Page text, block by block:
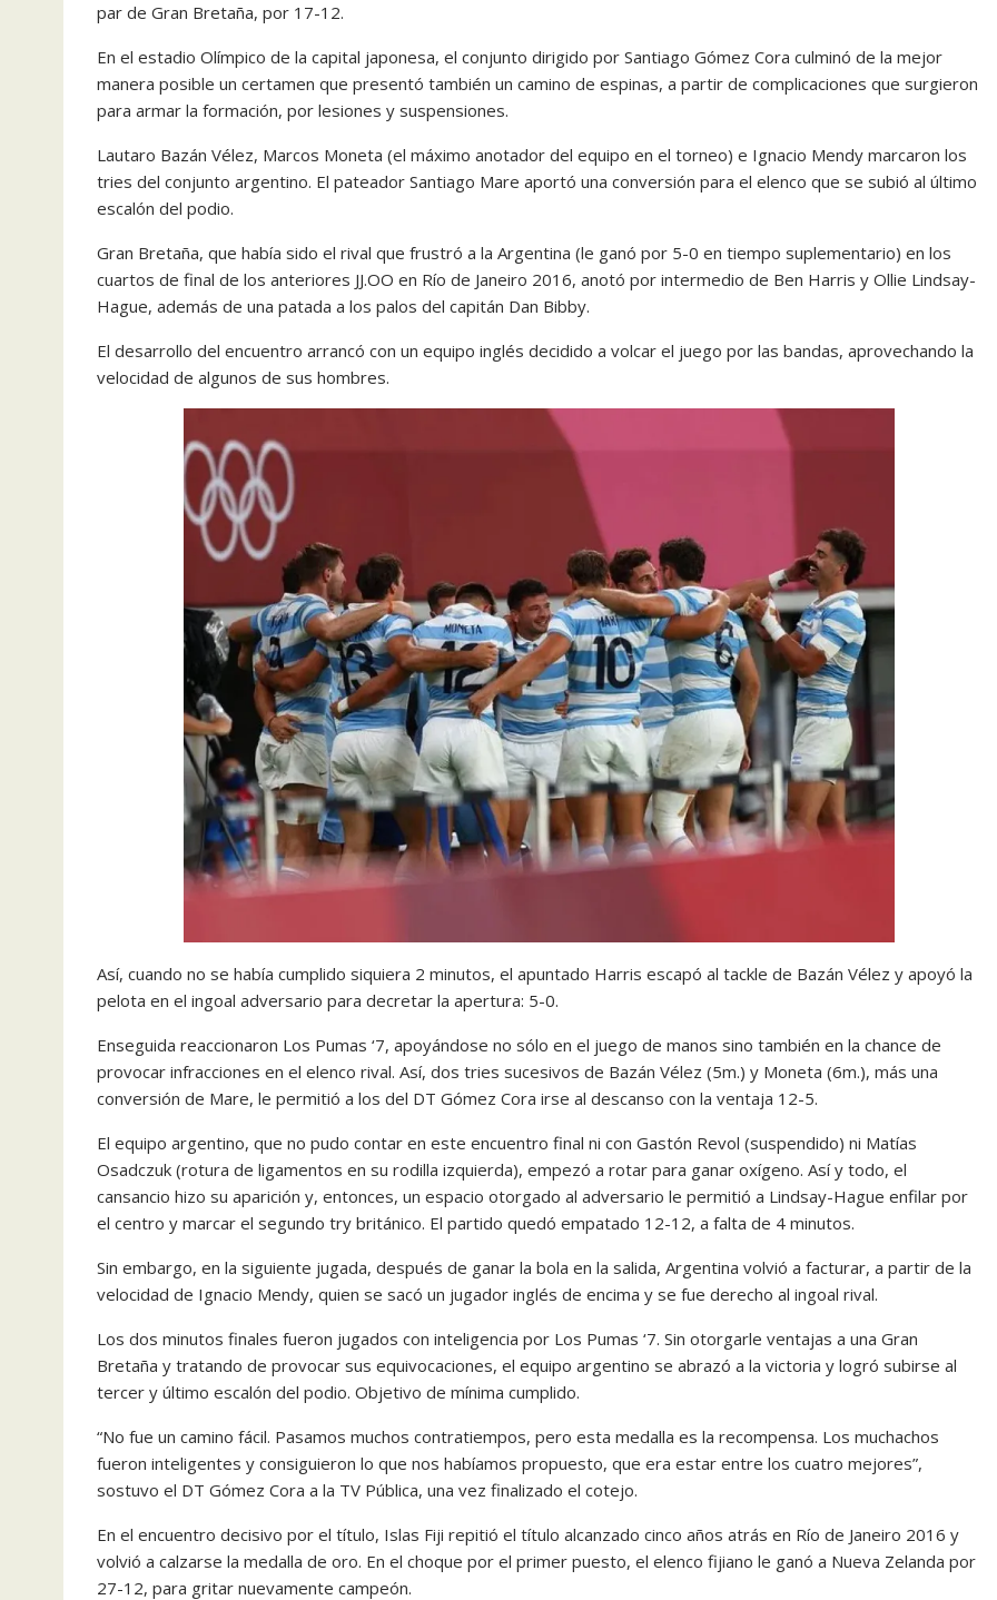
par de Gran Bretaña, por 17-12.
En el estadio Olímpico de la capital japonesa, el conjunto dirigido por Santiago Gómez Cora culminó de la mejor
manera posible un certamen que presentó también un camino de espinas, a partir de complicaciones que surgieron
para armar la formación, por lesiones y suspensiones.
Lautaro Bazán Vélez, Marcos Moneta (el máximo anotador del equipo en el torneo) e Ignacio Mendy marcaron los
tries del conjunto argentino. El pateador Santiago Mare aportó una conversión para el elenco que se subió al último
escalón del podio.
Gran Bretaña, que había sido el rival que frustró a la Argentina (le ganó por 5-0 en tiempo suplementario) en los
cuartos de final de los anteriores JJ.OO en Río de Janeiro 2016, anotó por intermedio de Ben Harris y Ollie Lindsay-
Hague, además de una patada a los palos del capitán Dan Bibby.
El desarrollo del encuentro arrancó con un equipo inglés decidido a volcar el juego por las bandas, aprovechando la
velocidad de algunos de sus hombres.
Así, cuando no se había cumplido siquiera 2 minutos, el apuntado Harris escapó al tackle de Bazán Vélez y apoyó la
pelota en el ingoal adversario para decretar la apertura: 5-0.
Enseguida reaccionaron Los Pumas ‘7, apoyándose no sólo en el juego de manos sino también en la chance de
provocar infracciones en el elenco rival. Así, dos tries sucesivos de Bazán Vélez (5m.) y Moneta (6m.), más una
conversión de Mare, le permitió a los del DT Gómez Cora irse al descanso con la ventaja 12-5.
El equipo argentino, que no pudo contar en este encuentro final ni con Gastón Revol (suspendido) ni Matías
Osadczuk (rotura de ligamentos en su rodilla izquierda), empezó a rotar para ganar oxígeno. Así y todo, el
cansancio hizo su aparición y, entonces, un espacio otorgado al adversario le permitió a Lindsay-Hague enfilar por
el centro y marcar el segundo try británico. El partido quedó empatado 12-12, a falta de 4 minutos.
Sin embargo, en la siguiente jugada, después de ganar la bola en la salida, Argentina volvió a facturar, a partir de la
velocidad de Ignacio Mendy, quien se sacó un jugador inglés de encima y se fue derecho al ingoal rival.
Los dos minutos finales fueron jugados con inteligencia por Los Pumas ‘7. Sin otorgarle ventajas a una Gran
Bretaña y tratando de provocar sus equivocaciones, el equipo argentino se abrazó a la victoria y logró subirse al
tercer y último escalón del podio. Objetivo de mínima cumplido.
“No fue un camino fácil. Pasamos muchos contratiempos, pero esta medalla es la recompensa. Los muchachos
fueron inteligentes y consiguieron lo que nos habíamos propuesto, que era estar entre los cuatro mejores”,
sostuvo el DT Gómez Cora a la TV Pública, una vez finalizado el cotejo.
En el encuentro decisivo por el título, Islas Fiji repitió el título alcanzado cinco años atrás en Río de Janeiro 2016 y
volvió a calzarse la medalla de oro. En el choque por el primer puesto, el elenco fijiano le ganó a Nueva Zelanda por
27-12, para gritar nuevamente campeón.